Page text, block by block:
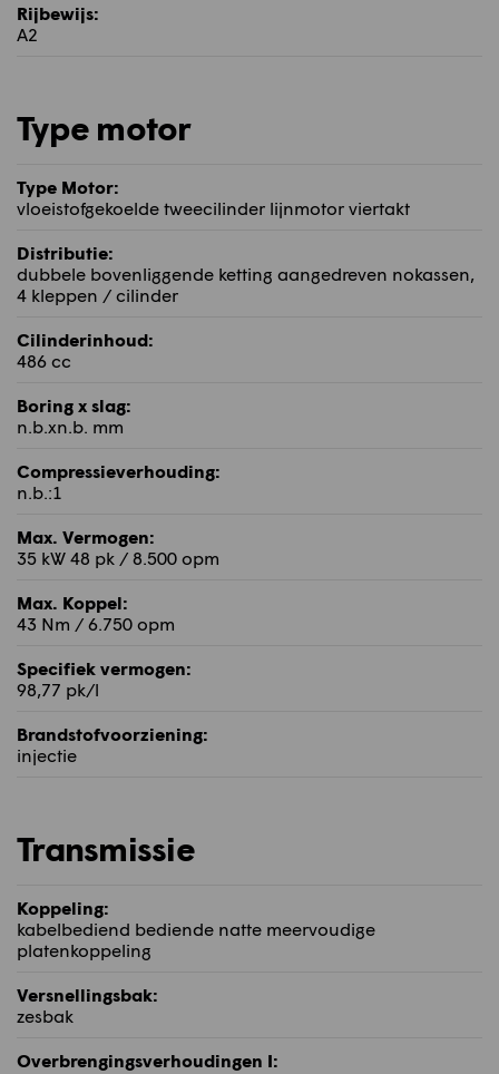
Rijbewijs:
A2
Type motor
Type Motor:
vloeistofgekoelde tweecilinder lijnmotor viertakt
Distributie:
dubbele bovenliggende ketting aangedreven nokassen,
4 kleppen / cilinder
Cilinderinhoud:
486 cc
Boring x slag:
n.b.xn.b. mm
Compressieverhouding:
n.b.:1
Max. Vermogen:
35 kW 48 pk / 8.500 opm
Max. Koppel:
43 Nm / 6.750 opm
Specifiek vermogen:
98,77 pk/l
Brandstofvoorziening:
injectie
Transmissie
Koppeling:
kabelbediend bediende natte meervoudige
platenkoppeling
Versnellingsbak:
zesbak
Overbrengingsverhoudingen I: